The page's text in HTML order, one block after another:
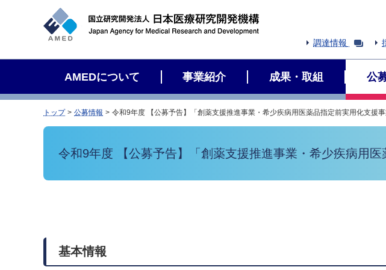
調達情報
AMEDについて 事業紹介 成果・取組 公
トップ 公募情報 令和9年度 【公募予告】「創薬支援推進事業・希少疾病用医薬品指定前実用化支援
令和9年度 【公募予告】「創薬支援推進事業・希少疾病用
基本情報